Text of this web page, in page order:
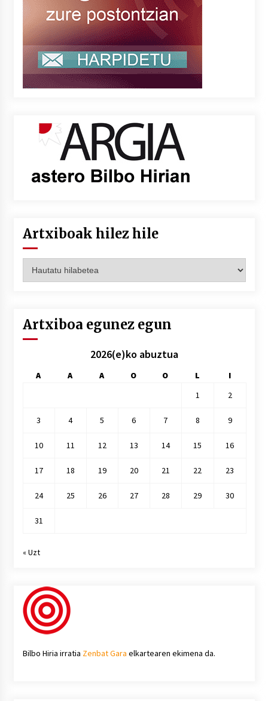
Artxiboak hilez hile
hilez
Artxiboa egunez egun
2026(e)ko abuztua
A A A O O L
I
1
2
3 4 5 6 7 8 9
10 11 12 13 14 15 16
17 18 19 20 21 22 23
24 25 26 27 28 29 30
31
« Uzt
Bilbo Hiria irratia Zenbat Gara elkartearen ekimena da.